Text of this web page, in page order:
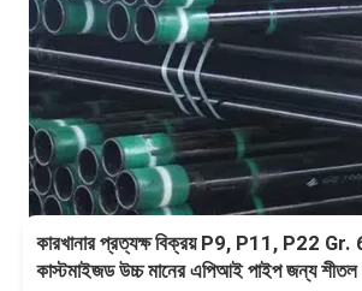
কারখানার প্রত্যক্ষ বিক্রয় P9, P11, P22
কাস্টমাইজড উচ্চ মানের এপিআই পাইপ জন্য